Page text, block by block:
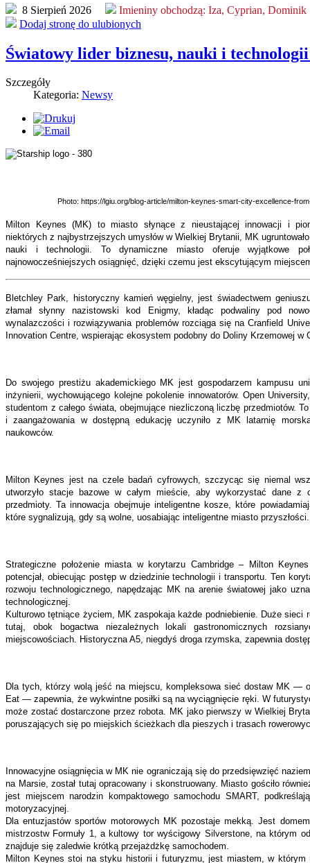
8 Sierpień 2026 Imieniny obchodzą: Iza, Cyprian, Dominik
Dodaj stronę do ulubionych
Światowy lider biznesu, nauki i
Szczegóły
Kategoria: Newsy
Photo: https://lgiu.org/blog-article/milton-keynes-smart-city-excellence-
Milton Keynes (MK) to miasto słynące z nieustającej innowacji i
niektórych z najbystrzejszych umysłów w Wielkiej Brytanii, MK
nauki i technologii. To dynamiczne miasto oferuje wyjątkowe
najnowocześniejszych osiągnięć, dzięki czemu jest ekscytującym
Bletchley Park, historyczny kamień węgielny, jest świadectwem
złamał słynny nazistowski kod Enigmy, kładąc podwaliny pod
wynalazczości i rozwiązywania problemów rozciąga się na Cranfield
Innovation Centre, wspierając ekosystem podobny do Doliny Krzemowej w
Do swojego prestiżu akademickiego MK jest gospodarzem kampusu
inżynierii, wychowującego kolejne pokolenie innowatorów. Open
studentom z całego świata, obejmujące niezliczoną liczbę przedmiotów.
i zaangażowania w dostępną edukację uczyniło z MK latarnię
naukowców.
Milton Keynes jest na czele badań cyfrowych, szczycąc się niemal
utworzyło stacje bazowe w całym mieście, aby wykorzystać dane z
przedmioty. Ta innowacja obejmuje inteligentne kosze, które
które sygnalizują, gdy są wolne, uosabiając inteligentne miasto przyszłości.
Strategiczne położenie miasta w korytarzu Cambridge – Milton
potencjał, obiecując postęp w dziedzinie technologii i transportu. Ten
rozwoju technologicznego, napędzając MK na arenie światowej jako
technologicznej.
Kulturowo tętniące życiem, MK zaspokaja każde podniebienie. Duże sieci
tutaj, obok bogactwa niezależnych lokali gastronomicznych
miejscowościach. Historyczna A5, niegdyś droga rzymska, zapewnia
Dla tych, którzy wolą jeść na miejscu, kompleksowa sieć dostaw MK —
Eat — zapewnia, że wykwintne posiłki są na wyciągnięcie ręki. W
może zostać dostarczone przez robota. MK jako pierwszy w Wielkiej
poruszających się po miejskich ścieżkach dla pieszych i trasach
Innowacyjne osiągnięcia w MK nie ograniczają się do przedsięwzięć
na Marsie, został tutaj opracowany i skonstruowany. Miasto gościło
jest miejscem narodzin kompaktowego samochodu SMART,
motoryzacyjnej.
Dla entuzjastów sportów motorowych MK pozostaje mekką. Jest
mistrzostw Formuły 1, a kultowy tor wyścigowy Silverstone, na którym
znajduje się zaledwie krótką przejażdżkę samochodem.
Milton Keynes stoi na styku historii i futuryzmu, jest miastem, w którym